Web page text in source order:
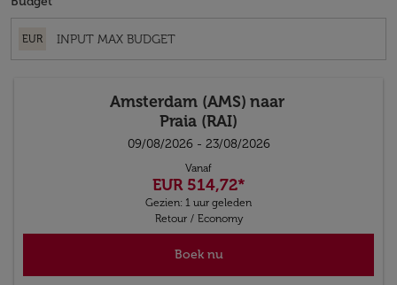
EUR
Amsterdam (AMS) naar
Praia (RAI)
09/08/2026 - 23/08/2026
Vanaf
EUR 514,72*
Gezien: 1 uur geleden
Retour / Economy
Boek nu